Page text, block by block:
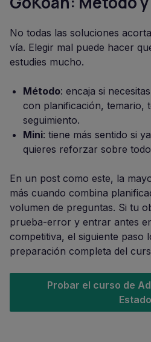
No todas las soluciones
vía. Elegir mal puede hacer
estudies mucho.
Método: encaja si
con planificación, temario,
seguimiento.
Mini: tiene más sentido si
quieres reforzar sobre todo
En un post como este, la
más cuando combina
volumen de preguntas. Si tu
prueba-error y entrar antes
competitiva, el siguiente paso
preparación completa del
Probar el curso de
Estado